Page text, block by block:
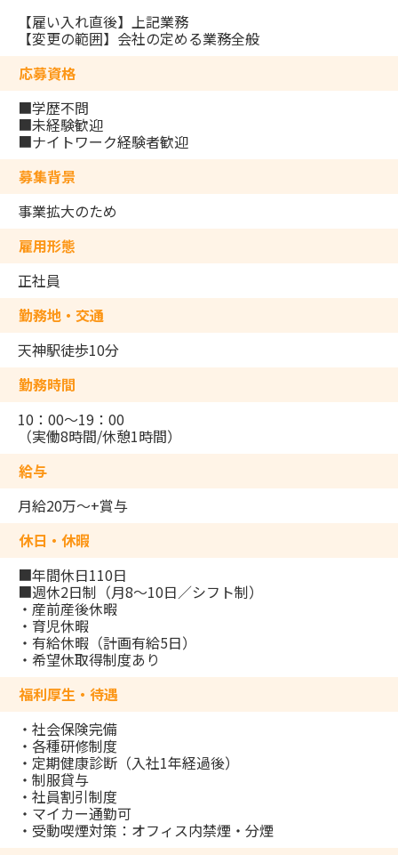
【雇い入れ直後】上記業務
【変更の範囲】会社の定める業務全般
応募資格
■学歴不問
■未経験歓迎
■ナイトワーク経験者歓迎
募集背景
事業拡大のため
雇用形態
正社員
勤務地・交通
天神駅徒歩10分
勤務時間
10：00～19：00
（実働8時間/休憩1時間）
給与
月給20万～+賞与
休日・休暇
■年間休日110日
■週休2日制（月8～10日／シフト制）
・産前産後休暇
・育児休暇
・有給休暇（計画有給5日）
・希望休取得制度あり
福利厚生・待遇
・社会保険完備
・各種研修制度
・定期健康診断（入社1年経過後）
・制服貸与
・社員割引制度
・マイカー通勤可
・受動喫煙対策：オフィス内禁煙・分煙